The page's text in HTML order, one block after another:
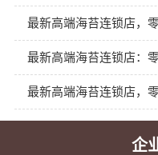
企
最新高端海苔连锁店：
最新高端海苔连锁店，